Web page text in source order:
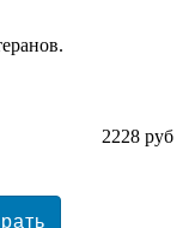
2228 руб